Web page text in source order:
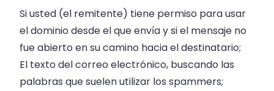
Si usted (el remitente) tiene permiso para usar
el dominio desde el que envía y si el mensaje no
fue abierto en su camino hacia el destinatario;
El texto del correo electrónico, buscando las
palabras que suelen utilizar los spammers;